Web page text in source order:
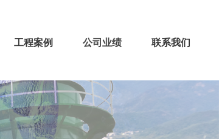
工程案例 公司业绩 联系我们